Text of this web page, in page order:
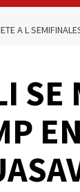
A L
SE